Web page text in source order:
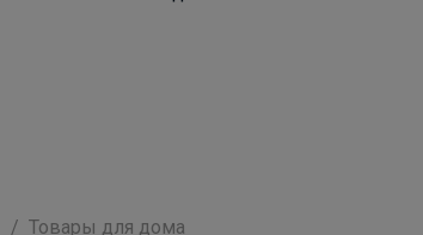
Товары для дома